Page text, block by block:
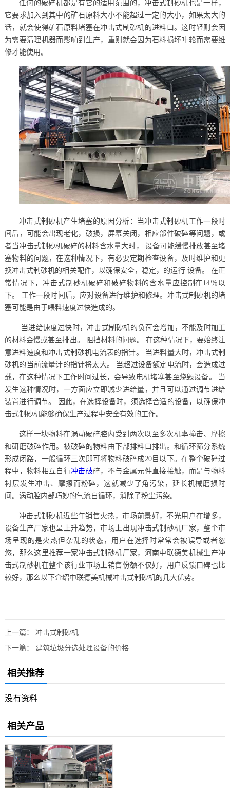
任何的破碎机都是有它的适用范围的，冲击式制砂机也是一样，
它要求加入到其中的矿石原料大小不能超过一定的大小，如果太大的
话，就会使得矿石原料堵塞在冲击式制砂机的进料口。这时轻则会因
为需要清理机器而影响到生产，重则就会因为石料损坏叶轮而需要维
修才能使用。
冲击式制砂机产生堵塞的原因分析：当冲击式制砂机工作一段时
间后，可能会出现老化，破损，屏幕关闭，相应部件破碎等问题，或
者当冲击式制砂机破碎的材料含水量大时， 设备可能缓慢排放甚至堵
塞物料的问题，在这种情况下，有必要定期检查设备，及时维护和更
换冲击式制砂机的相关配件，以确保安全，稳定，的运行 设备。 在正
常情况下，冲击式制砂机破碎和破碎物料的含水量应控制在14％以
下。 工作一段时间后，应对设备进行维护和修理。冲击式制砂机的堵
塞可能是由于喂料速度过快造成的。
当进给速度过快时，冲击式制砂机的负荷会增加，不能及时加工
的材料会慢或甚至排出。 阻挡材料的问题。 在这种情况下，要始终注
意进料速度和冲击式制砂机电流表的指针。 当进料量大时，冲击式制
砂机的当前流量计的指针将太大。 当超过设备额定电流时，会造成过
载，在这种情况下工作时间过长，会导致电机堵塞甚至烧毁设备。 当
发生这种情况时，一方面应立即减少进给量，并且可以通过调节进给
装置进行调节。 因此，在选择设备时，须选择合适的设备，以确保冲
击式制砂机能够确保生产过程中安全有效的工作。
这样一块物料在涡动破碎腔内受到两次以至多次机率撞击、摩擦
和研磨破碎作用。被破碎的物料由下部排料口排出。和循环筛分系统
形成闭路，一般循环三次即可将物料破碎成20目以下。在整个破碎过
程中，物料相互自行冲击破碎，不与金属元件直接接触，而是与物料
衬层发生冲击、摩擦而粉碎，这就减少了角污染，延长机械磨损时
间。涡动腔内部巧妙的气流自循环，消除了粉尘污染。
冲击式制砂机近些年销售火热，市场前景好，不光用户在增多，
设备生产厂家也呈上升趋势，市场上出现冲击式制砂机厂家，整个市
场呈现的是火热但杂乱的状态，用户在选择时常常会被误导或者忽
悠，那么这里推荐一家冲击式制砂机厂家，河南中联德美机械生产冲
击式制砂机在整个该行业市场上销售份额不仅好，用户反馈口碑也比
较好，那么以下介绍中联德美机械冲击式制砂机的几大优势。
上一篇： 冲击式制砂机
下一篇： 建筑垃圾分选处理设备的价格
相关推荐
没有资料
相关产品